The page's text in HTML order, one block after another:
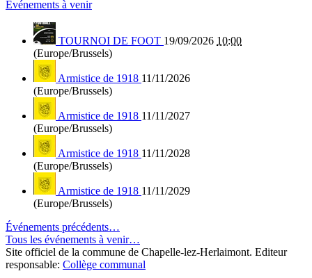
Événements à venir
TOURNOI DE FOOT 19/09/2026 10:00
(Europe/Brussels)
Armistice de 1918 11/11/2026
(Europe/Brussels)
Armistice de 1918 11/11/2027
(Europe/Brussels)
Armistice de 1918 11/11/2028
(Europe/Brussels)
Armistice de 1918 11/11/2029
(Europe/Brussels)
Événements précédents…
Tous les événements à venir…
Site officiel de la commune de Chapelle-lez-Herlaimont. Editeur
responsable: Collège communal